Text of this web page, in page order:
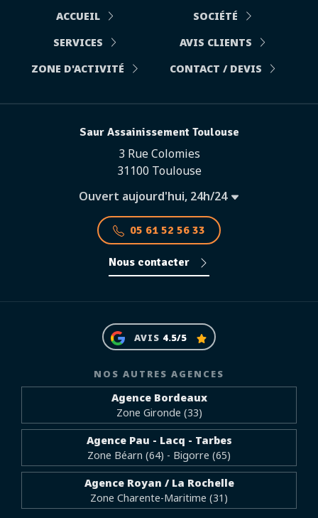
ACCUEIL
SOCIÉTÉ
SERVICES
AVIS CLIENTS
ZONE D'ACTIVITÉ
CONTACT / DEVIS
Saur Assainissement Toulouse
3 Rue Colomies
31100 Toulouse
Ouvert aujourd'hui, 24h/24
05 61 52 56 33
Nous contacter
AVIS 4.5/5
NOS AUTRES AGENCES
Agence Bordeaux
Zone Gironde (33)
Agence Pau - Lacq - Tarbes
Zone Béarn (64) - Bigorre (65)
Agence Royan / La Rochelle
Zone Charente-Maritime (31)